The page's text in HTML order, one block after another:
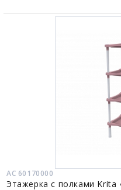
АС 60170000
Этажерка с полками Krita